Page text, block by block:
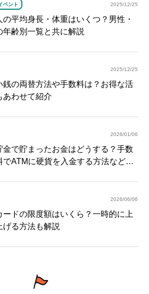
ベント 2025/12/25
の平均身長・体重はいくつ？男性・
年齢別一覧と共に解説
2025/12/25
銭の両替方法や手数料は？お得な活
あわせて紹介
2026/01/06
金で貯まったお金はどうする？手数
でATMに硬貨を入金する方法など紹
2026/06/06
ードの限度額はいくら？一時的に上
げる方法も解説